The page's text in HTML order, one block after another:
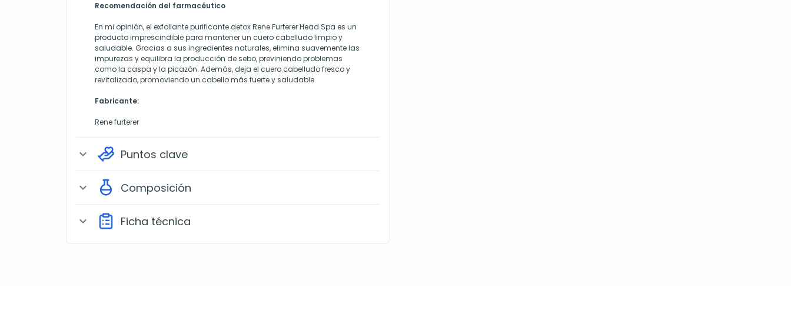
Recomendación del farmacéutico
En mi opinión, el exfoliante purificante detox Rene Furterer Head Spa es un
producto imprescindible para mantener un cuero cabelludo limpio y
saludable. Gracias a sus ingredientes naturales, elimina suavemente las
impurezas y equilibra la producción de sebo, previniendo problemas
como la caspa y la picazón. Además, deja el cuero cabelludo fresco y
revitalizado, promoviendo un cabello más fuerte y saludable.
Fabricante:
Rene furterer
expand_more Puntos clave
expand_more Composición
expand_more Ficha técnica